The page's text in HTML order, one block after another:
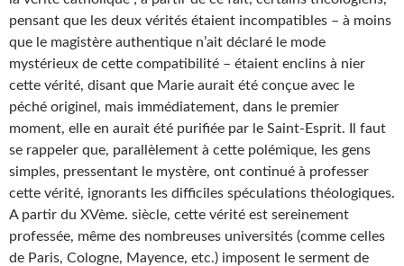
pensant que les deux vérités étaient incompatibles – à moins
que le magistère authentique n’ait déclaré le mode
mystérieux de cette compatibilité – étaient enclins à nier
cette vérité, disant que Marie aurait été conçue avec le
péché originel, mais immédiatement, dans le premier
moment, elle en aurait été purifiée par le Saint-Esprit. Il faut
se rappeler que, parallèlement à cette polémique, les gens
simples, pressentant le mystère, ont continué à professer
cette vérité, ignorants les difficiles spéculations théologiques.
A partir du XVème. siècle, cette vérité est sereinement
professée, même des nombreuses universités (comme celles
de Paris, Cologne, Mayence, etc.) imposent le serment de